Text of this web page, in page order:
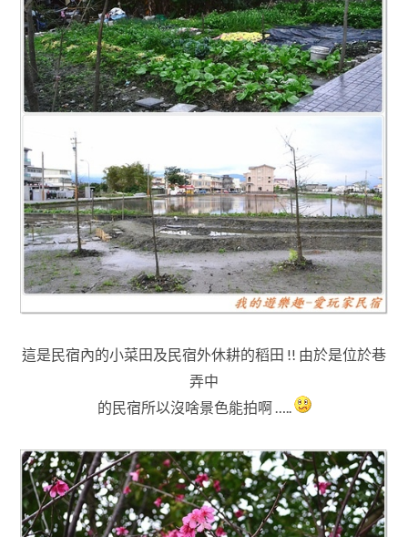
這是民宿內的小菜田及民宿外休耕的稻田 !! 由於是位於巷
弄中
的民宿所以沒啥景色能拍啊 …..